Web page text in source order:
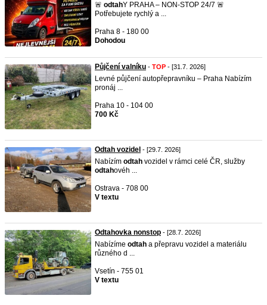
🚨 odtahY PRAHA – NON-STOP 24/7 🚨
Potřebujete rychlý a ...
Praha 8 - 180 00
Dohodou
Půjčení valníku - TOP - [31.7. 2026]
Levné půjčení autopřepravníku – Praha Nabízím
pronáj ...
Praha 10 - 104 00
700 Kč
Odtah vozidel - [29.7. 2026]
Nabízím odtah vozidel v rámci celé ČR, služby
odtahovéh ...
Ostrava - 708 00
V textu
Odtahovka nonstop - [28.7. 2026]
Nabízíme odtah a přepravu vozidel a materiálu
různého d ...
Vsetín - 755 01
V textu